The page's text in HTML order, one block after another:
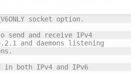
socket option.
send and receive IPv4
and daemons listening
in both IPv4 and IPv6